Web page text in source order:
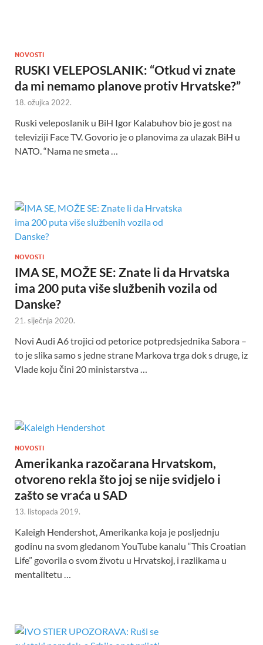
NOVOSTI
RUSKI VELEPOSLANIK: “Otkud vi znate
da mi nemamo planove protiv Hrvatske?”
18. ožujka 2022.
Ruski veleposlanik u BiH Igor Kalabuhov bio je gost na
televiziji Face TV. Govorio je o planovima za ulazak BiH u
NATO. “Nama ne smeta …
NOVOSTI
IMA SE, MOŽE SE: Znate li da Hrvatska
ima 200 puta više službenih vozila od
Danske?
21. siječnja 2020.
Novi Audi A6 trojici od petorice potpredsjednika Sabora –
to je slika samo s jedne strane Markova trga dok s druge, iz
Vlade koju čini 20 ministarstva …
NOVOSTI
Amerikanka razočarana Hrvatskom,
otvoreno rekla što joj se nije svidjelo i
zašto se vraća u SAD
13. listopada 2019.
Kaleigh Hendershot, Amerikanka koja je posljednju
godinu na svom gledanom YouTube kanalu “This Croatian
Life” govorila o svom životu u Hrvatskoj, i razlikama u
mentalitetu …